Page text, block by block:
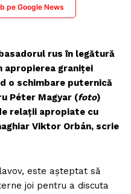
pe Google News
rus în legătură
apropierea graniței
o schimbare puternică
Péter Magyar (foto)
relații apropiate cu
Viktor Orbán, scrie
este așteptat să
joi pentru a discuta